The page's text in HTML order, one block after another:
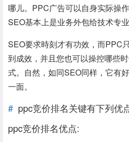
哪儿。PPC广告可以自身实际操
SEO基本上是业务外包给技术专业
SEO要求時刻才有功效，而PPC
到成效，并且您也可以操控哪些
式。自然，如同SEO同样，它有
一面。
ppc竞价排名关键有下列优
ppc竞价排名优点: